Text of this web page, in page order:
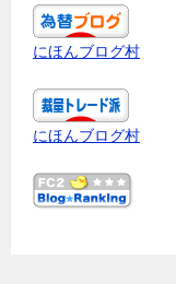
にほんブログ村
にほんブログ村